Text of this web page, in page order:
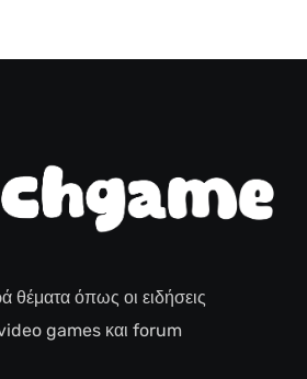
όπως οι ειδήσεις
games και forum